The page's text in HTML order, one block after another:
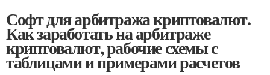
Софт для арбитража криптовалют.
Как заработать на арбитраже
криптовалют, рабочие схемы с
таблицами и примерами расчетов